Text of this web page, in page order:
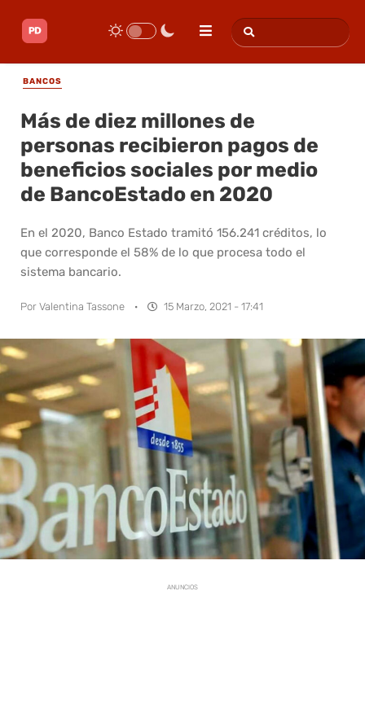
BANCOS
Más de diez millones de
personas recibieron pagos de
beneficios sociales por medio
de BancoEstado en 2020
En el 2020, Banco Estado tramitó 156.241 créditos, lo
que corresponde el 58% de lo que procesa todo el
sistema bancario.
Por Valentina Tassone · 15 Marzo, 2021 - 17:41
ANUNCIOS